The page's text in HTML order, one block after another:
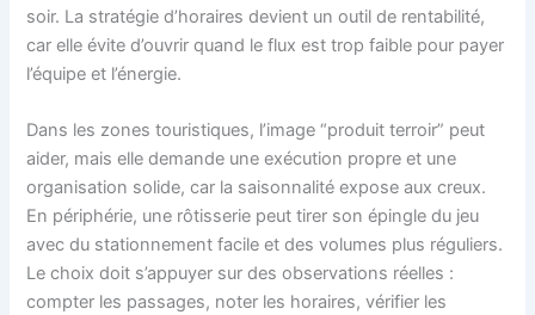
soir. La stratégie d’horaires devient un outil de rentabilité,
car elle évite d’ouvrir quand le flux est trop faible pour payer
l’équipe et l’énergie.
Dans les zones touristiques, l’image “produit terroir” peut
aider, mais elle demande une exécution propre et une
organisation solide, car la saisonnalité expose aux creux.
En périphérie, une rôtisserie peut tirer son épingle du jeu
avec du stationnement facile et des volumes plus réguliers.
Le choix doit s’appuyer sur des observations réelles :
compter les passages, noter les horaires, vérifier les